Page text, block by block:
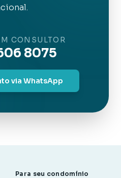
CONSULTOR
8075
via WhatsApp
Para seu condomínio